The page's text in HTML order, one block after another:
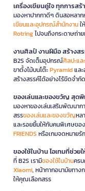
เครื่องเขียนคู่ใจ ทุกการสร้
มองหาปากกาดีๆ ดินสอหลา
เขียนและอุปกรณ์สำนักงานใ
Rotringไปจนถึงกระดาษถ่าย
งานศิลป์ งานฝีมือ สร้างส
B2S จัดเต็มอุปกรณ์ศิลปะแล
ขาตั้งไม้บนโต๊ะPyramidแล
สร้างสรรค์ได้อย่างไร้ขีดจำกัด
ของเล่นและของขวัญ สุด
มองหาของเล่นเสริมพัฒนาก
สรรของเล่นและของขวัญหล
และรอยยิ้มให้กับคนพิเศษขอ
FRIENDS หรือเกมจดหมายรัก
ของใช้ในบ้าน ไอเทมที่ช่ว
ที่ B2S เรามีของใช้ในบ้านครบ
Xiaomi, หน้ากากอนามัยทาง
ให้คุณเลือกสรร